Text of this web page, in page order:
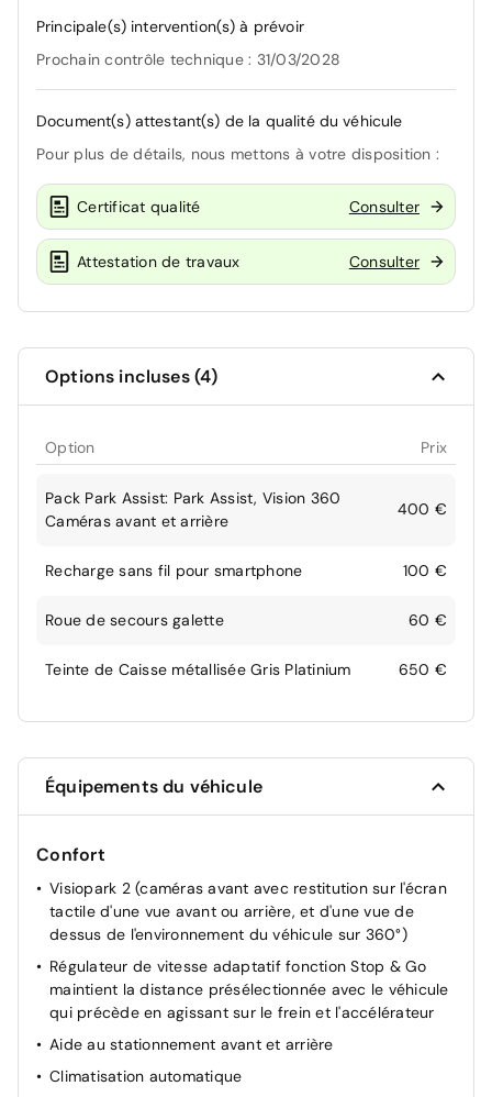
Principale(s) intervention(s) à prévoir
Prochain contrôle technique : 31/03/2028
Document(s) attestant(s) de la qualité du véhicule
Pour plus de détails, nous mettons à votre disposition :
Certificat qualité Consulter
Attestation de travaux Consulter
Options incluses (4)
Option Prix
Pack Park Assist: Park Assist, Vision 360
Caméras avant et arrière
400 €
Recharge sans fil pour smartphone 100 €
Roue de secours galette 60 €
Teinte de Caisse métallisée Gris Platinium 650 €
Équipements du véhicule
Confort
Visiopark 2 (caméras avant avec restitution sur l'écran
tactile d'une vue avant ou arrière, et d'une vue de
dessus de l'environnement du véhicule sur 360°)
Régulateur de vitesse adaptatif fonction Stop & Go
maintient la distance présélectionnée avec le véhicule
qui précède en agissant sur le frein et l'accélérateur
Aide au stationnement avant et arrière
Climatisation automatique